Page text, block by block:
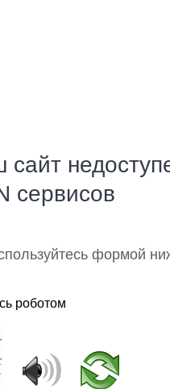
сервисов
формой
роботом